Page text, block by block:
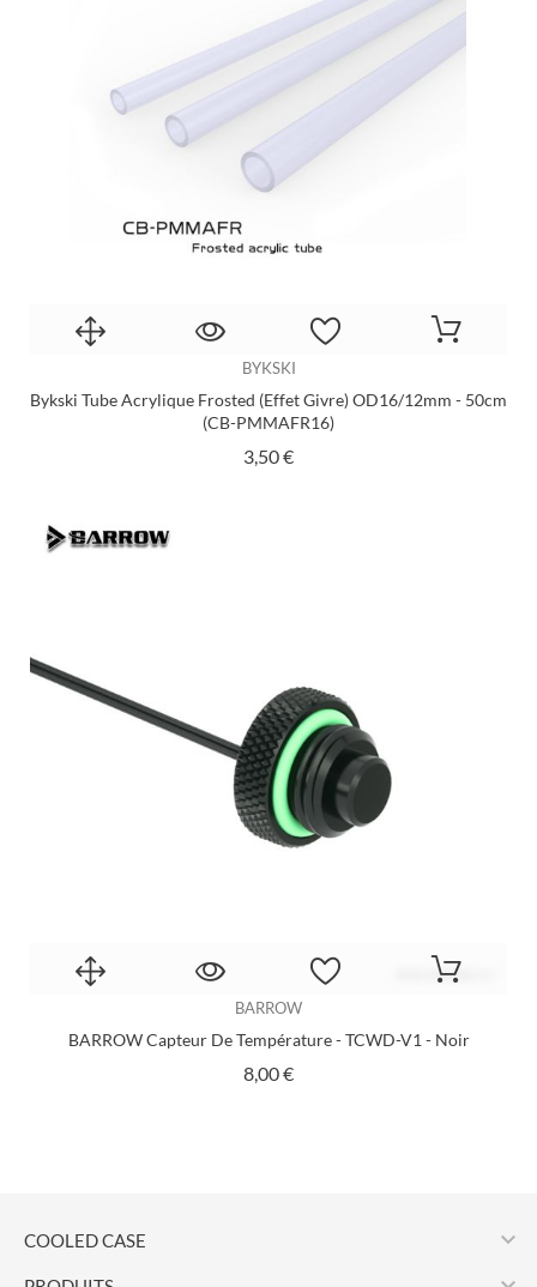
BYKSKI
Bykski Tube Acrylique Frosted (effet Givre) OD16/12mm - 50cm
(CB-PMMAFR16)
3,50 €Prix
BARROW
BARROW Capteur De Température - TCWD-V1 - Noir
8,00 €Prix
COOLED CASE 